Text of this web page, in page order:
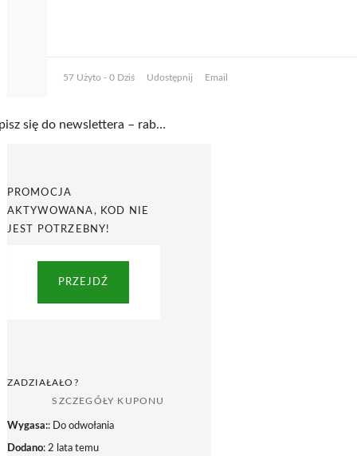
57 Użyto - 0 Dziś Udostępnij Email
Zapisz się do newslettera – rabaty nawet do -70% w Outspot
PROMOCJA
AKTYWOWANA, KOD NIE
JEST POTRZEBNY!
PRZEJDŹ
ZADZIAŁAŁO?
SZCZEGÓŁY KUPONU
Wygasa:: Do odwołania
Dodano: 2 lata temu